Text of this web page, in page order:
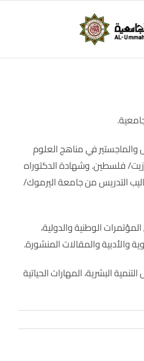
في مناهج العلوم
فلسطين. وشهادة الدكتوراه
التدريس من جامعة اليرموك/
الوطنية والدولية،
والأدبية والمقالات المنشورة.
البشرية، المهارات الحياتية